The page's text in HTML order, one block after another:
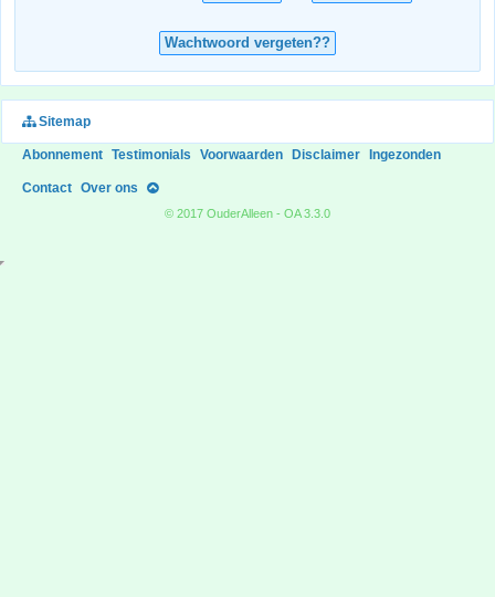
Wachtwoord vergeten??
Sitemap
Abonnement Testimonials Voorwaarden Disclaimer Ingezonden
Contact Over ons
© 2017 OuderAlleen - OA 3.3.0